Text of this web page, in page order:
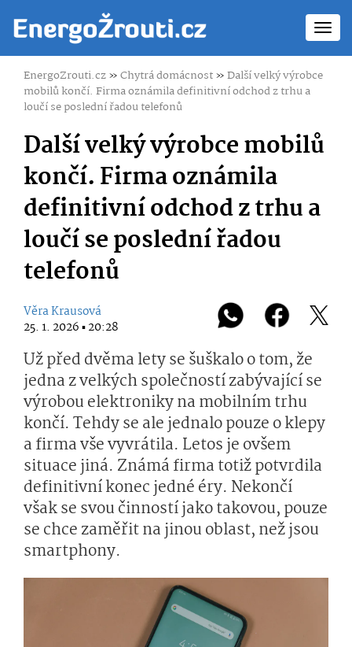
EnergoZrouti.cz»Chytrá domácnost»Další velký výrobce
mobilů končí. Firma oznámila definitivní odchod z trhu a
loučí se poslední řadou telefonů
Další velký výrobce mobilů
končí. Firma oznámila
definitivní odchod z trhu a
loučí se poslední řadou
telefonů
Věra Krausová
25. 1. 2026 ▪ 20:28
Už před dvěma lety se šuškalo o tom, že
jedna z velkých společností zabývající se
výrobou elektroniky na mobilním trhu
končí. Tehdy se ale jednalo pouze o klepy
a firma vše vyvrátila. Letos je ovšem
situace jiná. Známá firma totiž potvrdila
definitivní konec jedné éry. Nekončí
však se svou činností jako takovou, pouze
se chce zaměřit na jinou oblast, než jsou
smartphony.